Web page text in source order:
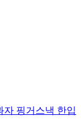
자 핑거스낵 한입